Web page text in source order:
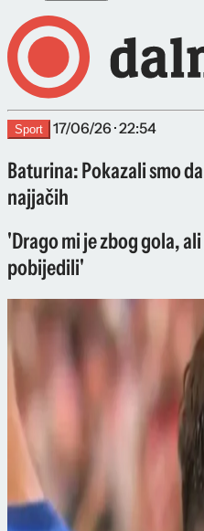
Sport 17/06/26 · 22:54
Baturina: Pokazali smo
najjačih
'Drago mi je zbog gola,
pobijedili'